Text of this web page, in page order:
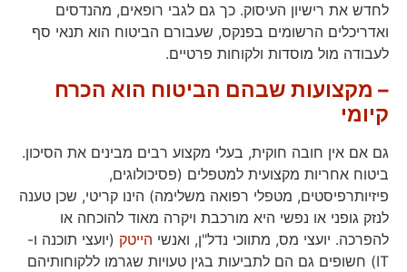
לחדש את רישיון העיסוק. כך גם לגבי רופאים, מהנדסים
ואדריכלים הרשומים בפנקס, שעבורם הביטוח הוא תנאי סף
לעבודה מול מוסדות ולקוחות פרטיים.
– מקצועות שבהם הביטוח הוא הכרח
קיומי
גם אם אין חובה חוקית, בעלי מקצוע רבים מבינים את הסיכון.
ביטוח אחריות מקצועית למטפלים (פסיכולוגים,
פיזיותרפיסטים, מטפלי רפואה משלימה) הינו קריטי, שכן טענה
לנזק גופני או נפשי היא מורכבת ויקרה מאוד להוכחה או
להפרכה. יועצי מס, מתווכי נדל"ן, ואנשי הייטק (יועצי תוכנה ו-
IT) חשופים גם הם לתביעות בגין טעויות שגרמו ללקוחותיהם